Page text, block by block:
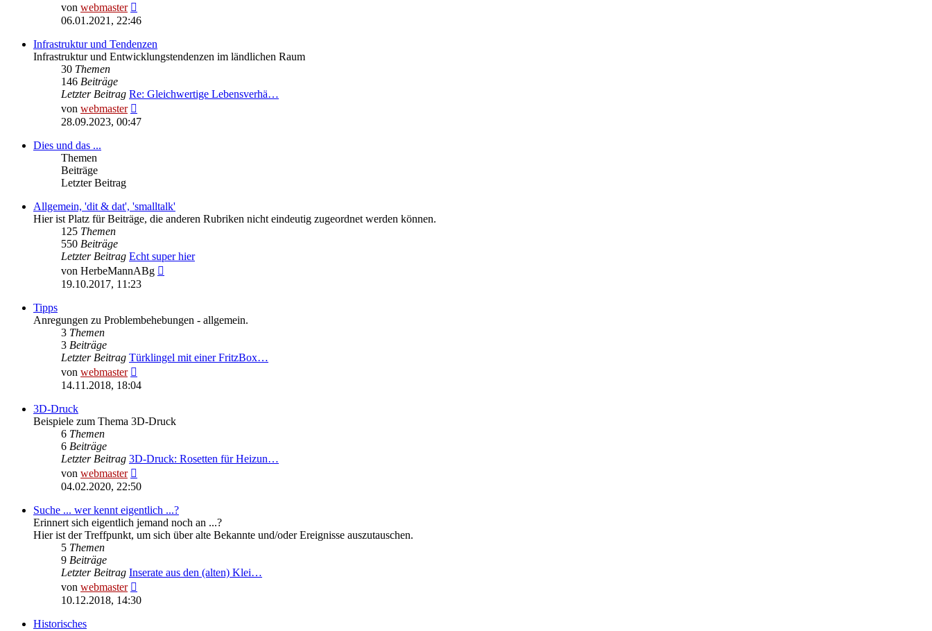
von webmaster
Beitrag
06.01.2021, 22:46
Infrastruktur und Tendenzen
Infrastruktur und Entwicklungstendenzen im ländlichen Raum
30 Themen
146 Beiträge
Letzter Beitrag Re: Gleichwertige Lebensverhä…
von webmaster
Beitrag
28.09.2023, 00:47
Dies und das ...
Themen
Beiträge
Letzter Beitrag
Allgemein, 'dit & dat', 'smalltalk'
Hier ist Platz für Beiträge, die anderen Rubriken nicht eindeutig zugeordnet werden können.
125 Themen
550 Beiträge
Letzter Beitrag Echt super hier
von HerbeMannABg
19.10.2017, 11:23
Tipps
Anregungen zu Problembehebungen - allgemein.
3 Themen
3 Beiträge
Letzter Beitrag Türklingel mit einer FritzBox…
von webmaster
Beitrag
14.11.2018, 18:04
3D-Druck
Beispiele zum Thema 3D-Druck
6 Themen
6 Beiträge
Letzter Beitrag 3D-Druck: Rosetten für Heizun…
von webmaster
Beitrag
04.02.2020, 22:50
Suche ... wer kennt eigentlich ...?
Erinnert sich eigentlich jemand noch an ...?
Hier ist der Treffpunkt, um sich über alte Bekannte und/oder Ereignisse auszutauschen.
5 Themen
9 Beiträge
Letzter Beitrag Inserate aus den (alten) Klei…
von webmaster
Beitrag
10.12.2018, 14:30
Historisches